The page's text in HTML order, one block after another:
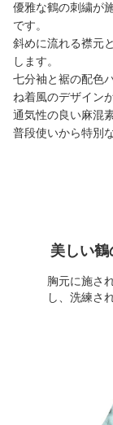
優雅な鶴の刺繍が
です。
斜めに流れる襟元
します。
七分袖と裾の配色
ね着風のデザイン
通気性の良い麻混
普段使いから特別
美しい
胸元に施さ
し、洗練さ